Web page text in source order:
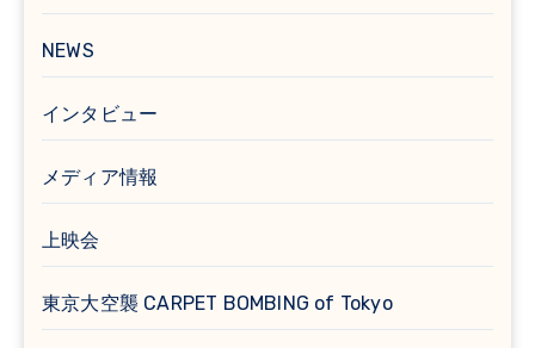
NEWS
インタビュー
メディア情報
上映会
東京大空襲 CARPET BOMBING of Tokyo